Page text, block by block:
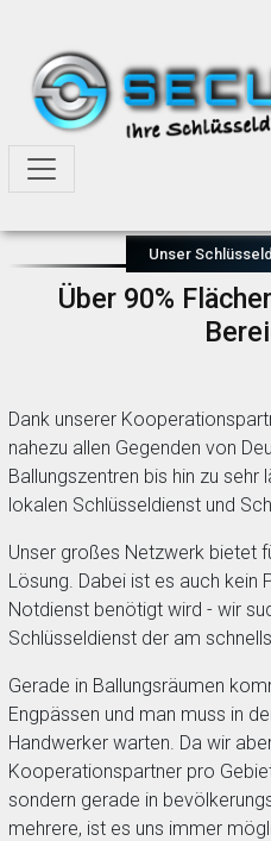
Unser
Über 90%
Dank unserer
nahezu allen Gegenden von
Ballungszentren bis hin zu sehr
lokalen Schlüsseldienst und
Unser großes Netzwerk bietet
Lösung. Dabei ist es auch kein
Notdienst benötigt wird - wir
Schlüsseldienst der am
Gerade in Ballungsräumen
Engpässen und man muss in
Handwerker warten. Da wir
Kooperationspartner pro
sondern gerade in
mehrere, ist es uns immer